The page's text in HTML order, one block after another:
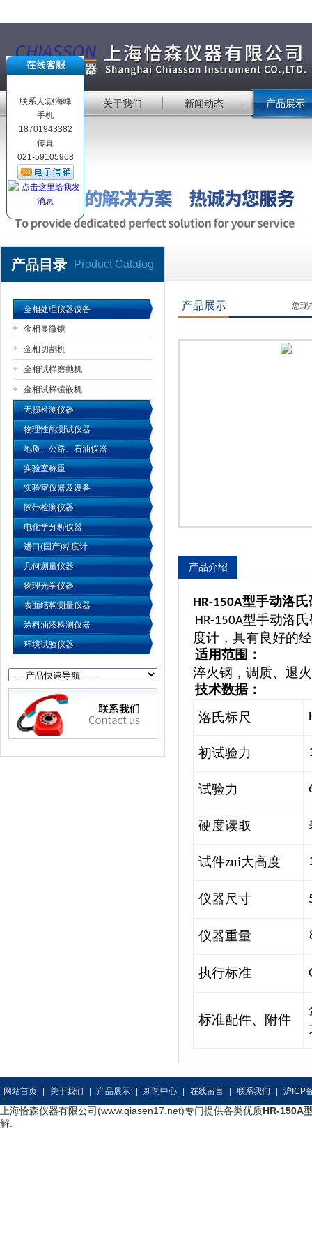
公司名称
首 页 关于我们 新闻动态 产品展示
产品目录 Product Catalog
金相处理仪器设备
金相显微镜
金相切割机
金相试样磨抛机
金相试样镶嵌机
无损检测仪器
物理性能测试仪器
地质、公路、石油仪器
实验室称重
实验室仪器及设备
胶带检测仪器
电化学分析仪器
进口(国产)粘度计
几何测量仪器
物理光学仪器
表面结构测量仪器
涂料油漆检测仪器
环境试验仪器
产品展示 您现
产品介绍
HR-150A型手动洛氏
HR-150A型手动洛
度计，具有良好的
适用范围：
淬火钢，调质、退
技术数据：
洛氏标尺
初试验力
试验力
硬度读取
试件zui大高度
仪器尺寸
仪器重量
执行标准
标准配件、附件
网站首页 关于我们 产品展示 新闻中心 在线留言 联系我们 沪ICP
上海恰森仪器有限公司(www.qiasen17.net)专门提供各类优质HR-150A
解.
联系人:赵海峰
手机
18701943382
传真
021-59105968